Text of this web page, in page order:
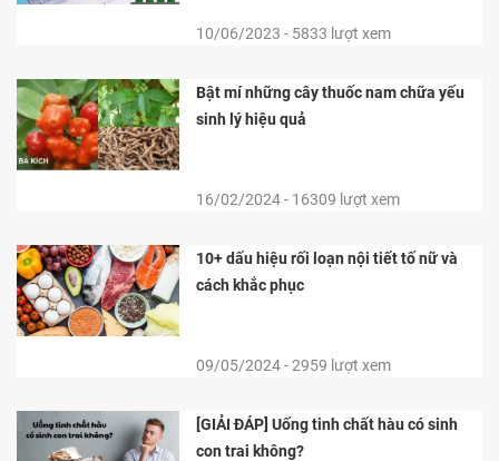
10/06/2023 - 5833 lượt xem
Bật mí những cây thuốc nam chữa yếu
sinh lý hiệu quả
16/02/2024 - 16309 lượt xem
10+ dấu hiệu rối loạn nội tiết tố nữ và
cách khắc phục
09/05/2024 - 2959 lượt xem
[GIẢI ĐÁP] Uống tinh chất hàu có sinh
con trai không?